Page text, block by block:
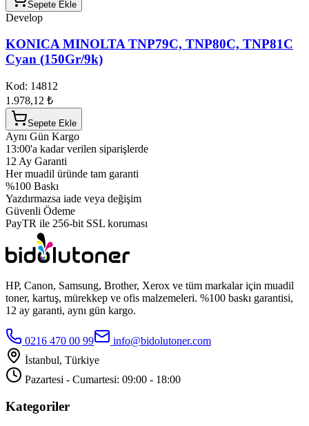
Sepete Ekle
Develop
KONICA MINOLTA TNP79C, TNP80C, TNP81C
Cyan (150Gr/9k)
Kod: 14812
1.978,12 ₺
Sepete Ekle
Aynı Gün Kargo
13:00'a kadar verilen siparişlerde
12 Ay Garanti
Her muadil üründe tam garanti
%100 Baskı
Yazdırmazsa iade veya değişim
Güvenli Ödeme
PayTR ile 256-bit SSL koruması
HP, Canon, Samsung, Brother, Xerox ve tüm markalar için muadil
toner, kartuş, mürekkep ve ofis malzemeleri. %100 baskı garantisi,
12 ay garanti, aynı gün kargo.
0216 470 00 99
info@bidolutoner.com
İstanbul, Türkiye
Pazartesi - Cumartesi: 09:00 - 18:00
Kategoriler